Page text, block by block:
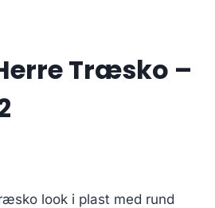
Træsko –
look i plast med rund